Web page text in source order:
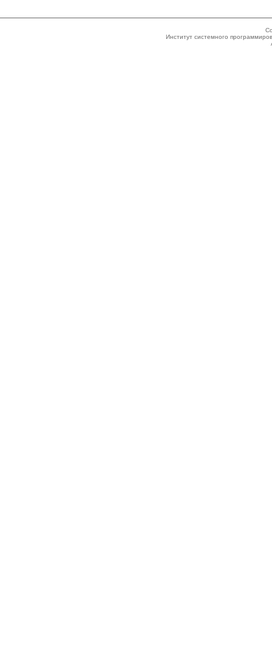
Институт системного